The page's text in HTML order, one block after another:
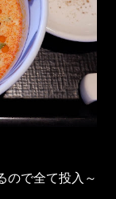
ので全て投入～